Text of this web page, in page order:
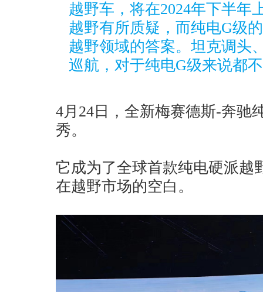
越野车，将在2024年下半年
越野有所质疑，而纯电G级
越野领域的答案。坦克调头
巡航，对于纯电G级来说都
4月24日，全新梅赛德斯-奔驰
秀。
它成为了全球首款纯电硬派越
在越野市场的空白。